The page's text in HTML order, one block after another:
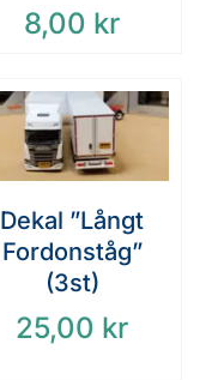
8,00 kr
Dekal ”Långt
Fordonståg”
(3st)
25,00 kr